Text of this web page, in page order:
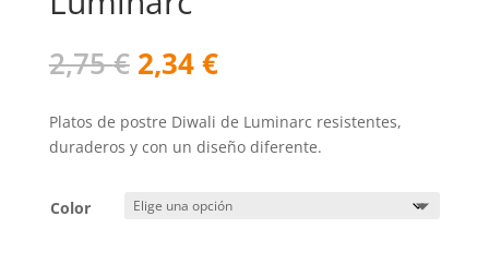
2,75€ El
precio
original
era:
2,75 €.
2,34€El
precio
actual
es:
2,34 €.
Platos de postre Diwali de Luminarc resistentes,
duraderos y con un diseño diferente.
Color